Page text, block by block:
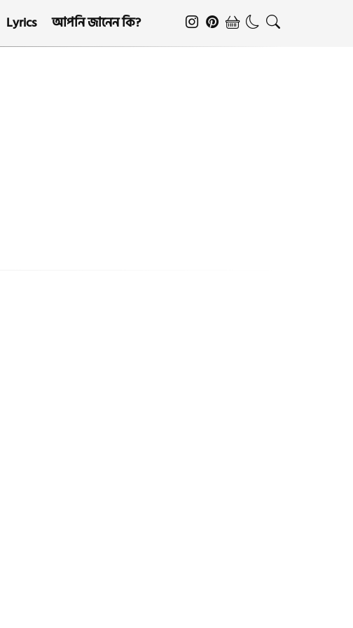
Lyrics আপনি জানেন কি?